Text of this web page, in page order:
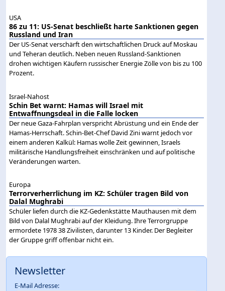
USA
86 zu 11: US-Senat beschließt harte Sanktionen gegen
Russland und Iran
Der US-Senat verschärft den wirtschaftlichen Druck auf Moskau
und Teheran deutlich. Neben neuen Russland-Sanktionen
drohen wichtigen Käufern russischer Energie Zölle von bis zu 100
Prozent.
Israel-Nahost
Schin Bet warnt: Hamas will Israel mit
Entwaffnungsdeal in die Falle locken
Der neue Gaza-Fahrplan verspricht Abrüstung und ein Ende der
Hamas-Herrschaft. Schin-Bet-Chef David Zini warnt jedoch vor
einem anderen Kalkül: Hamas wolle Zeit gewinnen, Israels
militärische Handlungsfreiheit einschränken und auf politische
Veränderungen warten.
Europa
Terrorverherrlichung im KZ: Schüler tragen Bild von
Dalal Mughrabi
Schüler liefen durch die KZ-Gedenkstätte Mauthausen mit dem
Bild von Dalal Mughrabi auf der Kleidung. Ihre Terrorgruppe
ermordete 1978 38 Zivilisten, darunter 13 Kinder. Der Begleiter
der Gruppe griff offenbar nicht ein.
Newsletter
E-Mail Adresse: